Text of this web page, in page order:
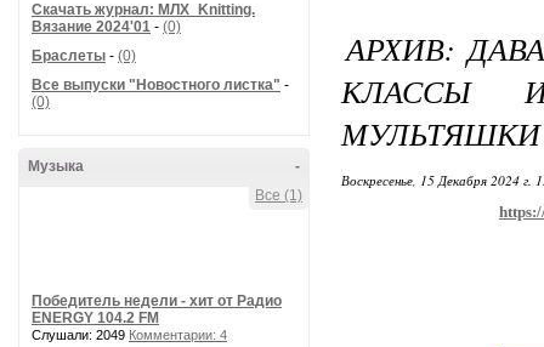
Скачать журнал: МЛХ_Knitting.
Вязание 2024'01 - (0)
Браслеты - (0)
Все выпуски "Новостного листка" -
(0)
-
Музыка
Все (1)
Победитель недели - хит от Радио
ENERGY 104.2 FM
Слушали: 2049 Комментарии: 4
АРХИВ:
КЛАССЫ
Воскресенье, 15 Декабря 2024 г.